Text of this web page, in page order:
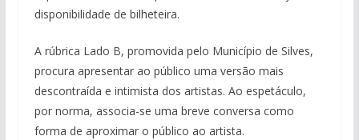
disponibilidade de bilheteira.
A rúbrica Lado B, promovida pelo Município de Silves,
procura apresentar ao público uma versão mais
descontraída e intimista dos artistas. Ao espetáculo,
por norma, associa-se uma breve conversa como
forma de aproximar o público ao artista.